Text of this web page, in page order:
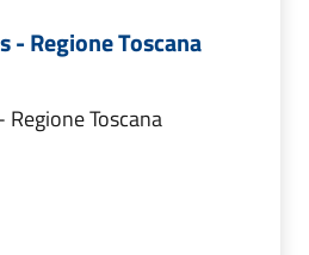
- Regione Toscana
Toscana